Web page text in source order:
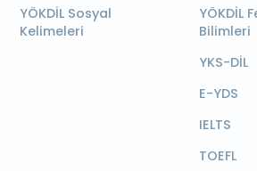
YÖKDİL Sosyal
Kelimeleri
YÖKDİL
Bilimleri
YKS-DİL
E-YDS
IELTS
TOEFL